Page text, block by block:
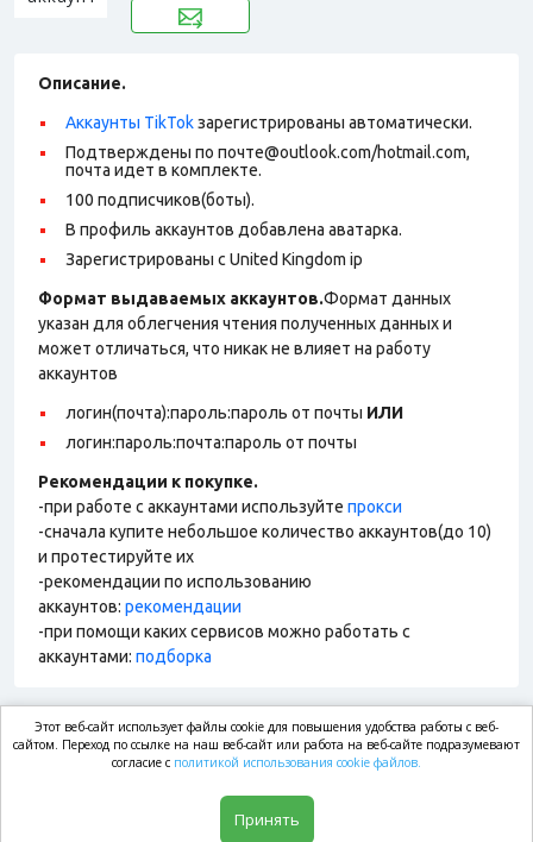
Описание.
Аккаунты TikTokзарегистрированы автоматически.
Подтверждены по почте@outlook.com/hotmail.com,
почта идет в комплекте.
100 подписчиков(боты).
В профиль аккаунтов добавлена аватарка.
Зарегистрированы с United Kingdom ip
Формат выдаваемых аккаунтов.Формат данных
указан для облегчения чтения полученных данных и
может отличаться, что никак не влияет на работу
аккаунтов
логин(почта):пароль:пароль от почты ИЛИ
логин:пароль:почта:пароль от почты
Рекомендации к покупке.
-при работе с аккаунтами используйте прокси
-сначала купите небольшое количество аккаунтов(до 10)
и протестируйте их
-рекомендации по использованию
аккаунтов: рекомендации
-при помощи каких сервисов можно работать с
аккаунтами: подборка
market.com
Этот веб-сайт использует файлы cookie для повышения удобства работы с веб-
сайтом. Переход по ссылке на наш веб-сайт или работа на веб-сайте подразумевают
согласие с политикой использования cookie файлов.
Принять